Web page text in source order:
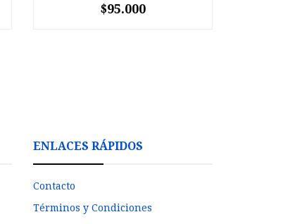
+
$95.000
ENLACES RÁPIDOS
Contacto
Términos y Condiciones